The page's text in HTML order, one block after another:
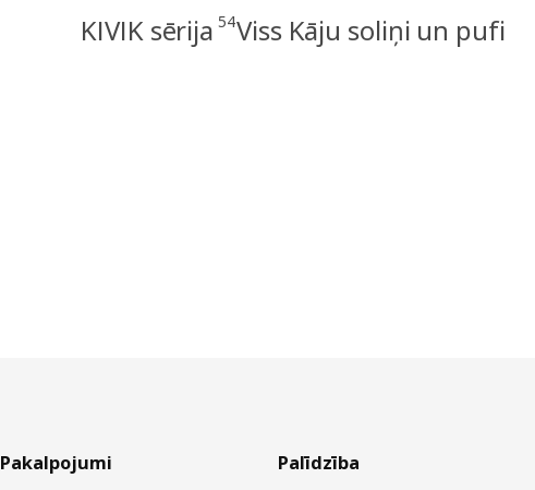
KIVIK sērija 54Viss Kāju soliņi un pufi
Pakalpojumi Palīdzība